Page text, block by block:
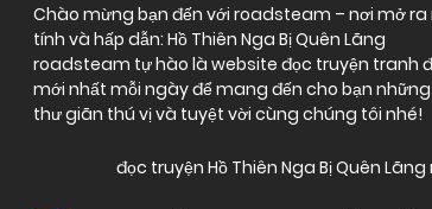
Chào mừng bạn đến với roadsteam – nơi mở
tính và hấp dẫn: Hồ Thiên Nga Bị Quên Lãng
roadsteam tự hào là website đọc truyện tranh
mới nhất mỗi ngày để mang đến cho bạn
thư giãn thú vị và tuyệt vời cùng chúng tôi nhé!
đọc truyện Hồ Thiên Nga Bị Quên